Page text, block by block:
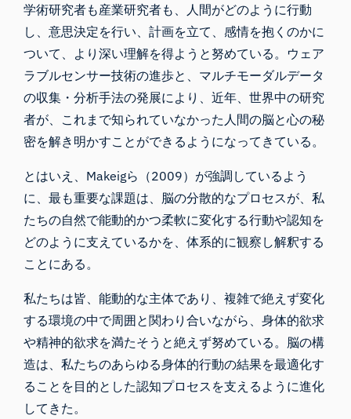
学術研究者も産業研究者も、人間がどのように行動
し、意思決定を行い、計画を立て、感情を抱くのかに
ついて、より深い理解を得ようと努めている。ウェア
ラブルセンサー技術の進歩と、マルチモーダルデータ
の収集・分析手法の発展により、近年、世界中の研究
者が、これまで知られていなかった人間の脳と心の秘
密を解き明かすことができるようになってきている。
とはいえ、Makeigら（2009）が強調しているよう
に、最も重要な課題は、脳の分散的なプロセスが、私
たちの自然で能動的かつ柔軟に変化する行動や認知を
どのように支えているかを、体系的に観察し解釈する
ことにある。
私たちは皆、能動的な主体であり、複雑で絶えず変化
する環境の中で周囲と関わり合いながら、身体的欲求
や精神的欲求を満たそうと絶えず努めている。脳の構
造は、私たちのあらゆる身体的行動の結果を最適化す
ることを目的とした認知プロセスを支えるように進化
してきた。